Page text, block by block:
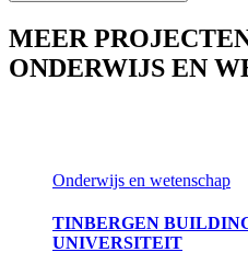
MEER
ONDERWIJS EN
Onderwijs en wetenschap
TINBERGEN
UNIVERSITEIT